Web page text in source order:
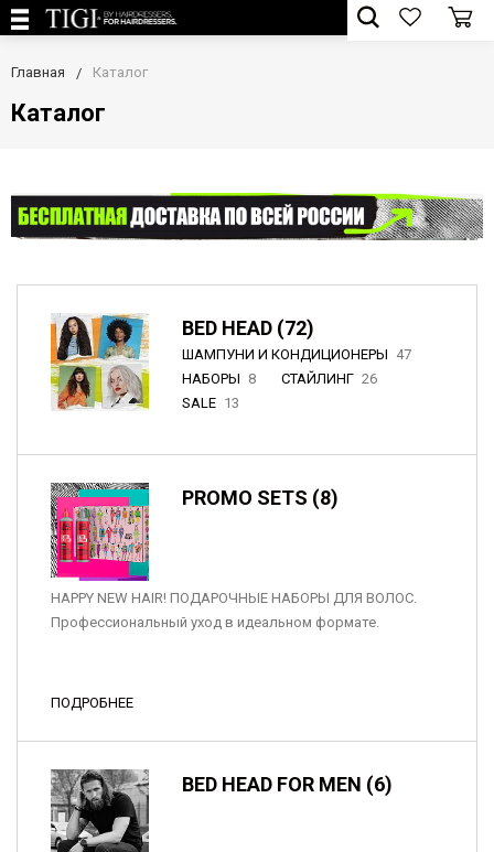
Главная Каталог
Каталог
BED HEAD (72)
ШАМПУНИ И КОНДИЦИОНЕРЫ 47
НАБОРЫ 8 СТАЙЛИНГ 26
SALE 13
PROMO SETS (8)
HAPPY NEW HAIR! ПОДАРОЧНЫЕ НАБОРЫ ДЛЯ ВОЛОС.
Профессиональный уход в идеальном формате.
ПОДРОБНЕЕ
BED HEAD FOR MEN (6)